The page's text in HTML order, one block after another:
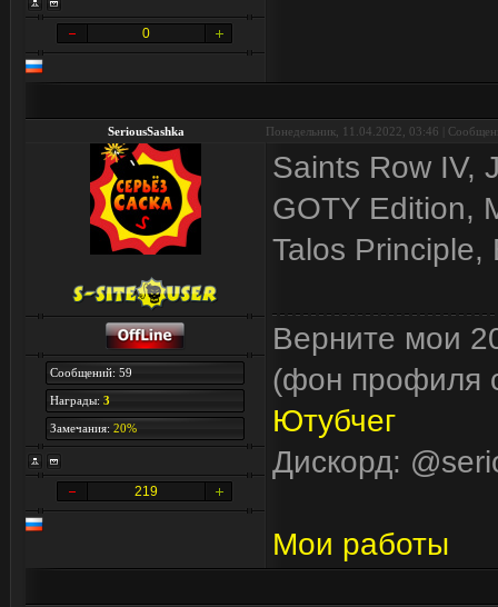
0
SeriousSashka Понедельник, 11.04.2022, 03:46 |
Сообщений: 59
Награды: 3
Замечания: 20%
219
Saints Row IV,
GOTY Edition,
Talos
Верните мои
(фон профиля
Ютубчег
Дискорд:
Мои работы